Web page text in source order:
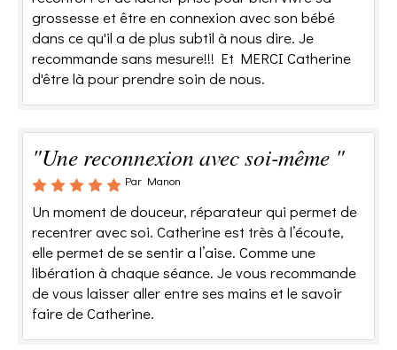
grossesse et être en connexion avec son bébé
dans ce qu'il a de plus subtil à nous dire. Je
recommande sans mesure!!! Et MERCI Catherine
d'être là pour prendre soin de nous.
"Une reconnexion avec soi-même "
Par Manon
Un moment de douceur, réparateur qui permet de
recentrer avec soi. Catherine est très à l’écoute,
elle permet de se sentir a l’aise. Comme une
libération à chaque séance. Je vous recommande
de vous laisser aller entre ses mains et le savoir
faire de Catherine.